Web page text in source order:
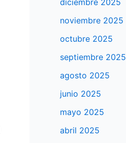
diciembre 2025
noviembre 2025
octubre 2025
septiembre 2025
agosto 2025
junio 2025
mayo 2025
abril 2025